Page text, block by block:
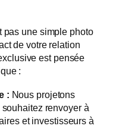
pas une simple photo
de votre relation
est pensée
:
: Nous projetons
souhaitez renvoyer à
et investisseurs à